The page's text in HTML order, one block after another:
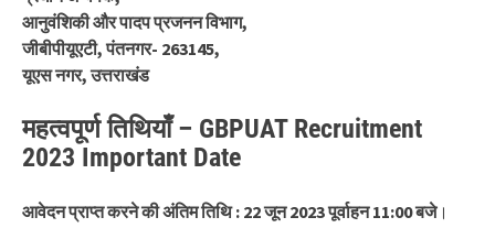
आनुवंशिकी और पादप प्रजनन विभाग,
जीबीपीयूएटी, पंतनगर- 263145,
यूएस नगर, उत्तराखंड
महत्वपूर्ण तिथियाँ – GBPUAT Recruitment
2023 Important Date
आवेदन प्राप्त करने की अंतिम तिथि : 22 जून 2023 पूर्वाहन 11:00 बजे।